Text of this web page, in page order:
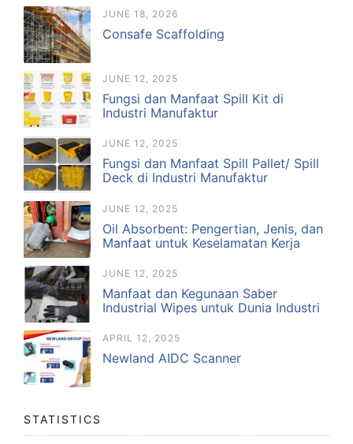
JUNE 18, 2026
Consafe Scaffolding
JUNE 12, 2025
Fungsi dan Manfaat Spill Kit di
Industri Manufaktur
JUNE 12, 2025
Fungsi dan Manfaat Spill Pallet/ Spill
Deck di Industri Manufaktur
JUNE 12, 2025
Oil Absorbent: Pengertian, Jenis, dan
Manfaat untuk Keselamatan Kerja
JUNE 12, 2025
Manfaat dan Kegunaan Saber
Industrial Wipes untuk Dunia Industri
APRIL 12, 2025
Newland AIDC Scanner
STATISTICS